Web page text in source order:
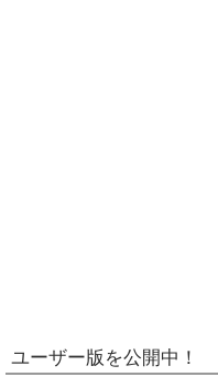
ユーザー版を公開中！